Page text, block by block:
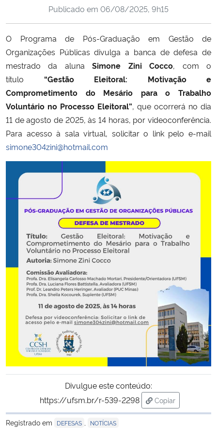
Ministério da Cidadania
Ministério de Minas e Energia
Ministério da Ciência, Tecnologia, Inovações e Comunicações
Ministério do Meio Ambiente
Ministério do Turismo
Ministério do Desenvolvimento Regional
Ministério da Mulher, da Família e dos Direitos Humanos
Secretaria-Geral
Secretaria de Governo
Gabinete de Segurança Institucional
Advocacia-Geral da União
Banco Central do Brasil
Planalto
Publicado em 06/08/2025, 9h15
O Programa de Pós-Graduação em Gestão de
Organizações Públicas divulga a banca de defesa de
mestrado da alunaSimone Zini Cocco, com o
título “Gestão Eleitoral: Motivação e
Comprometimento do Mesário para o Trabalho
Voluntário no Processo Eleitoral”, que ocorrerá no dia
11 de agosto de 2025, às 14 horas, por videoconferência.
Para acesso à sala virtual, solicitar o link pelo e-mail
simone304zini@hotmail.com
Divulgue este conteúdo:
https://ufsm.br/r-539-2298
Copiar
para área de
Registrado em
DEFESAS NOTÍCIAS